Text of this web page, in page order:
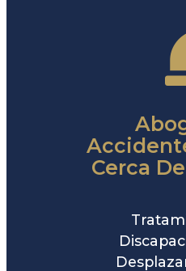
Cerca